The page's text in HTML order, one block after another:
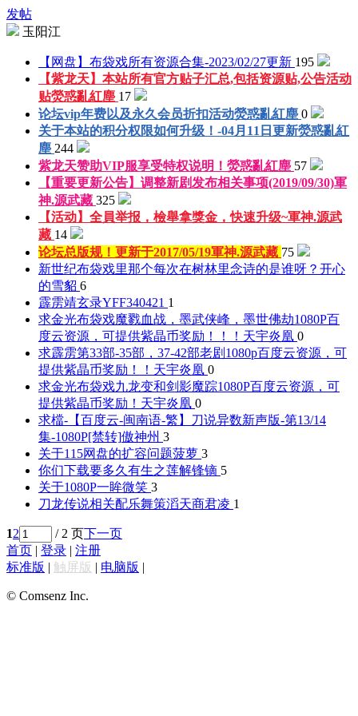
发帖
玉阳江
【网盘】布袋戏所有资源合集-2023/02/27更新 195
【紫龙天】本站所有官方贴子汇总,包括资源贴,公告活动
贴熒惑亂紅塵 17
论坛vip年费以及永久会员折扣活动熒惑亂紅塵 0
关于本站的积分权限如何升级！-04月11日更新熒惑亂紅
塵 244
紫龙天赞助VIP服享受特权说明！ 熒惑亂紅塵 57
【重要更新公告】调整新剧发布相关事项(2019/09/30)軍
神.源武藏 325
【活动】全員举报，檢舉拿獎金，快速升级~軍神.源武
藏 14
论坛总版规！更新于2017/05/19軍神.源武藏 75
新世纪布袋戏里那个每次在树林里念诗的是谁呀？ 开心
的雪貂 6
霹雳靖玄录YFF340421 1
求金光布袋戏魔戮血战，墨武侠峰，墨世佛劫1080P百
度云资源，可提供紫晶币奖励！！！ 天宇炎凰 0
求霹雳第33部-35部，37-42部老剧1080p百度云资源，可
提供紫晶币奖励！！ 天宇炎凰 0
求金光布袋戏九龙变和剑影魔踪1080P百度云资源，可
提供紫晶币奖励！ 天宇炎凰 0
求檔-【百度云-闽南语-繁】刀说异数新声版-第13/14
集-1080P[禁转]傲神州 3
关于115网盘的扩容问题菠萝 3
你们下载要多久 有生之莲解锋镝 5
关于1080P一眸微笑 3
刀龙传说相关配乐舞策滔天商君凌 1
12 / 2 页下一页
首页 | 登录 | 注册
标准版 | 触屏版 | 电脑版 |
© Comsenz Inc.